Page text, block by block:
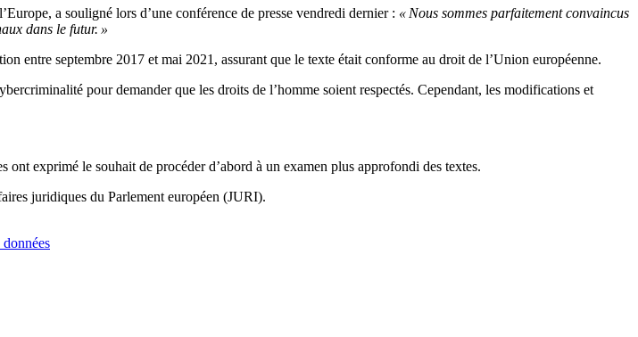
a souligné lors d’une conférence de presse vendredi dernier : « Nous sommes parfaitement convaincus
dans le futur. »
entre septembre 2017 et mai 2021, assurant que le texte était conforme au droit de l’Union européenne.
pour demander que les droits de l’homme soient respectés. Cependant, les modifications et
exprimé le souhait de procéder d’abord à un examen plus approfondi des textes.
juridiques du Parlement européen (JURI).